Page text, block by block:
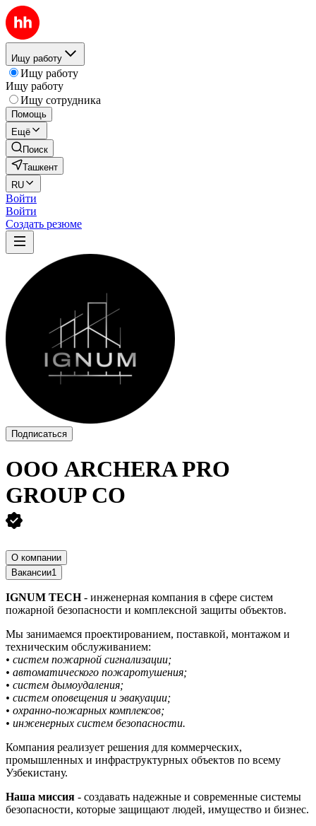
Ищу работу
Ищу работу
Ищу работу
Ищу сотрудника
Помощь
Ещё
Поиск
Ташкент
RU
Войти
Войти
Создать резюме
Подписаться
ООО ARCHERA PRO
GROUP CO
О компании
Вакансии1
IGNUM TECH- инженерная компания в сфере систем
пожарной безопасности и комплексной защиты объектов.
Мы занимаемся проектированием, поставкой, монтажом и
техническим обслуживанием:
• систем пожарной сигнализации;
• автоматического пожаротушения;
• систем дымоудаления;
• систем оповещения и эвакуации;
• охранно-пожарных комплексов;
• инженерных систем безопасности.
Компания реализует решения для коммерческих,
промышленных и инфраструктурных объектов по всему
Узбекистану.
Наша миссия - создавать надежные и современные системы
безопасности, которые защищают людей, имущество и бизнес.